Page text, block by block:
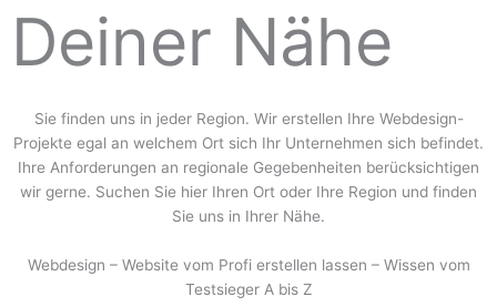
Deiner Nähe
Sie finden uns in jeder Region. Wir erstellen Ihre Webdesign-
Projekte egal an welchem Ort sich Ihr Unternehmen sich befindet.
Ihre Anforderungen an regionale Gegebenheiten berücksichtigen
wir gerne. Suchen Sie hier Ihren Ort oder Ihre Region und finden
Sie uns in Ihrer Nähe.
Webdesign – Website vom Profi erstellen lassen – Wissen vom
Testsieger A bis Z